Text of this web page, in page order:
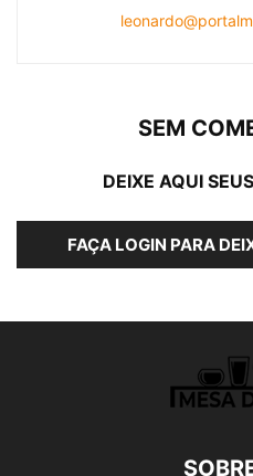
SEM
DEIXE AQUI
FAÇA LOGIN PARA